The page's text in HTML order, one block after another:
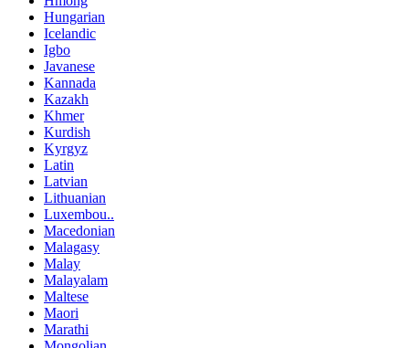
Hungarian
Icelandic
Igbo
Javanese
Kannada
Kazakh
Khmer
Kurdish
Kyrgyz
Latin
Latvian
Lithuanian
Luxembou..
Macedonian
Malagasy
Malay
Malayalam
Maltese
Maori
Marathi